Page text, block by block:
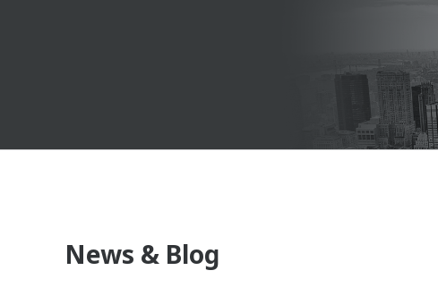
News & Blog